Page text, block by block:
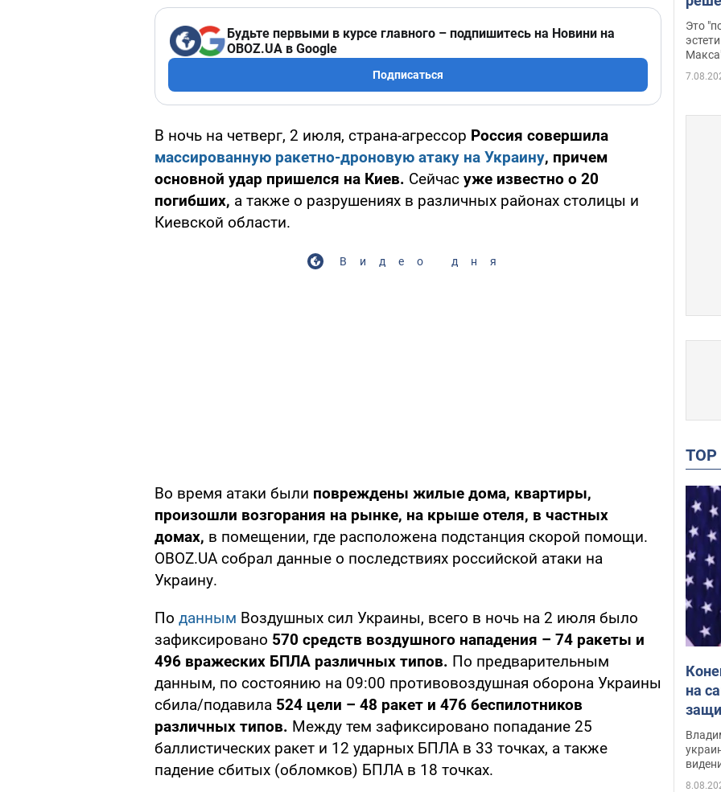
Будьте первыми в курсе главного – подпишитесь на Новини на
OBOZ.UA в Google
Подписаться
В ночь на четверг, 2 июля, страна-агрессор Россия совершила
массированную ракетно-дроновую атаку на Украину, причем
основной удар пришелся на Киев. Сейчас уже известно о 20
погибших, а также о разрушениях в различных районах столицы и
Киевской области.
Видео дня
Во время атаки были повреждены жилые дома, квартиры,
произошли возгорания на рынке, на крыше отеля, в частных
домах, в помещении, где расположена подстанция скорой помощи.
OBOZ.UA собрал данные о последствиях российской атаки на
Украину.
По данным Воздушных сил Украины, всего в ночь на 2 июля было
зафиксировано 570 средств воздушного нападения – 74 ракеты и
496 вражеских БПЛА различных типов. По предварительным
данным, по состоянию на 09:00 противовоздушная оборона Украины
сбила/подавила 524 цели – 48 ракет и 476 беспилотников
различных типов. Между тем зафиксировано попадание 25
баллистических ракет и 12 ударных БПЛА в 33 точках, а также
падение сбитых (обломков) БПЛА в 18 точках.
Это
на